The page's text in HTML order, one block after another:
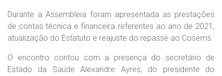
Durante a Assembleia foram apresentada as prestações
de contas técnica e financeira referentes ao ano de 2021,
atualização do Estatuto e reajuste do repasse ao Cosems.
O encontro contou com a presença do secretário de
Estado da Saúde Alexandre Ayres, do presidente do